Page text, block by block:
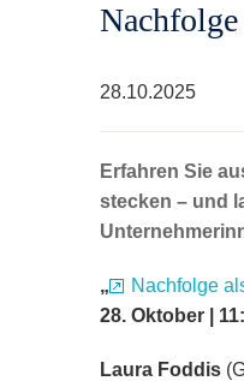
28.10.2025
Erfahren Sie
stecken – und
„ Nachfolge
28. Oktober |
Laura Foddis